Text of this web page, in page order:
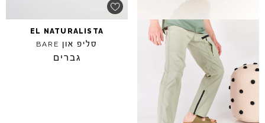
EL NATURALISTA
סליפ און BARE
גברים